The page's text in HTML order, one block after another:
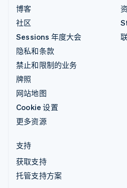
博客
社区
Sessions 年度大会
隐私和条款
禁止和限制的业务
牌照
网站地图
Cookie 设置
更多资源
支持
获取支持
托管支持方案